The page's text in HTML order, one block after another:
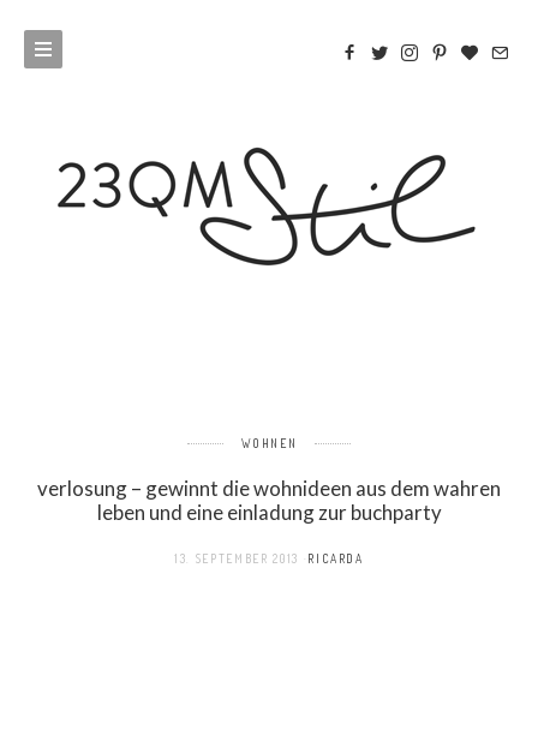
WOHNEN
verlosung – gewinnt die wohnideen aus dem wahren
leben und eine einladung zur buchparty
13. SEPTEMBER 2013 RICARDA